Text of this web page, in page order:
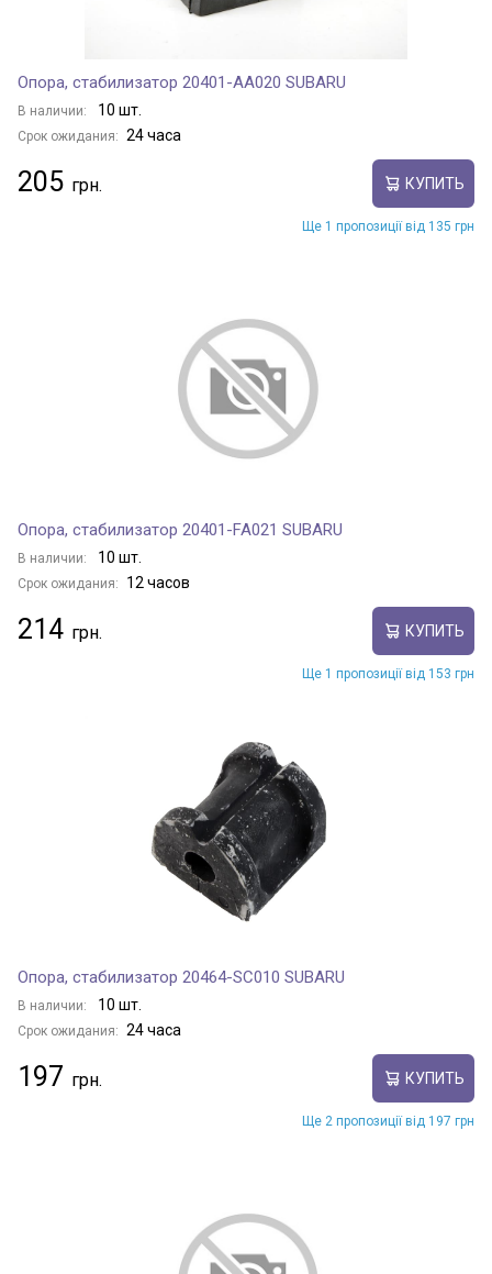
Опора, стабилизатор 20401-AA020 SUBARU
В наличии: 10 шт.
Срок ожидания: 24 часа
205 КУПИТЬ
Ще 1 пропозиції від 135 грн
Опора, стабилизатор 20401-FA021 SUBARU
В наличии: 10 шт.
Срок ожидания: 12 часов
214 КУПИТЬ
Ще 1 пропозиції від 153 грн
Опора, стабилизатор 20464-SC010 SUBARU
В наличии: 10 шт.
Срок ожидания: 24 часа
197 КУПИТЬ
Ще 2 пропозиції від 197 грн